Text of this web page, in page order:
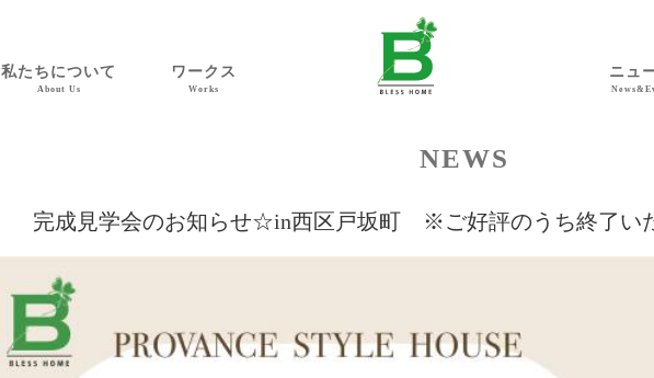
私たちについて
About Us
ワークス
Works
ニュ
NEWS
完成見学会のお知らせ☆in西区戸坂町 ※ご好評のうち終了い